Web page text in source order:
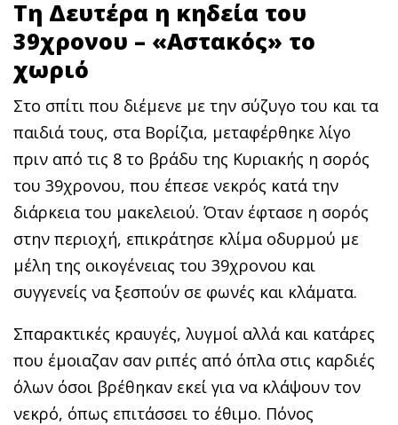
Τη Δευτέρα η κηδεία του
39χρονου – «Αστακός» το
χωριό
Στο σπίτι που διέμενε με την σύζυγο του και τα
παιδιά τους, στα Βορίζια, μεταφέρθηκε λίγο
πριν από τις 8 το βράδυ της Κυριακής η σορός
του 39χρονου, που έπεσε νεκρός κατά την
διάρκεια του μακελειού. Όταν έφτασε η σορός
στην περιοχή, επικράτησε κλίμα οδυρμού με
μέλη της οικογένειας του 39χρονου και
συγγενείς να ξεσπούν σε φωνές και κλάματα.
Σπαρακτικές κραυγές, λυγμοί αλλά και κατάρες
που έμοιαζαν σαν ριπές από όπλα στις καρδιές
όλων όσοι βρέθηκαν εκεί για να κλάψουν τον
νεκρό, όπως επιτάσσει το έθιμο. Πόνος